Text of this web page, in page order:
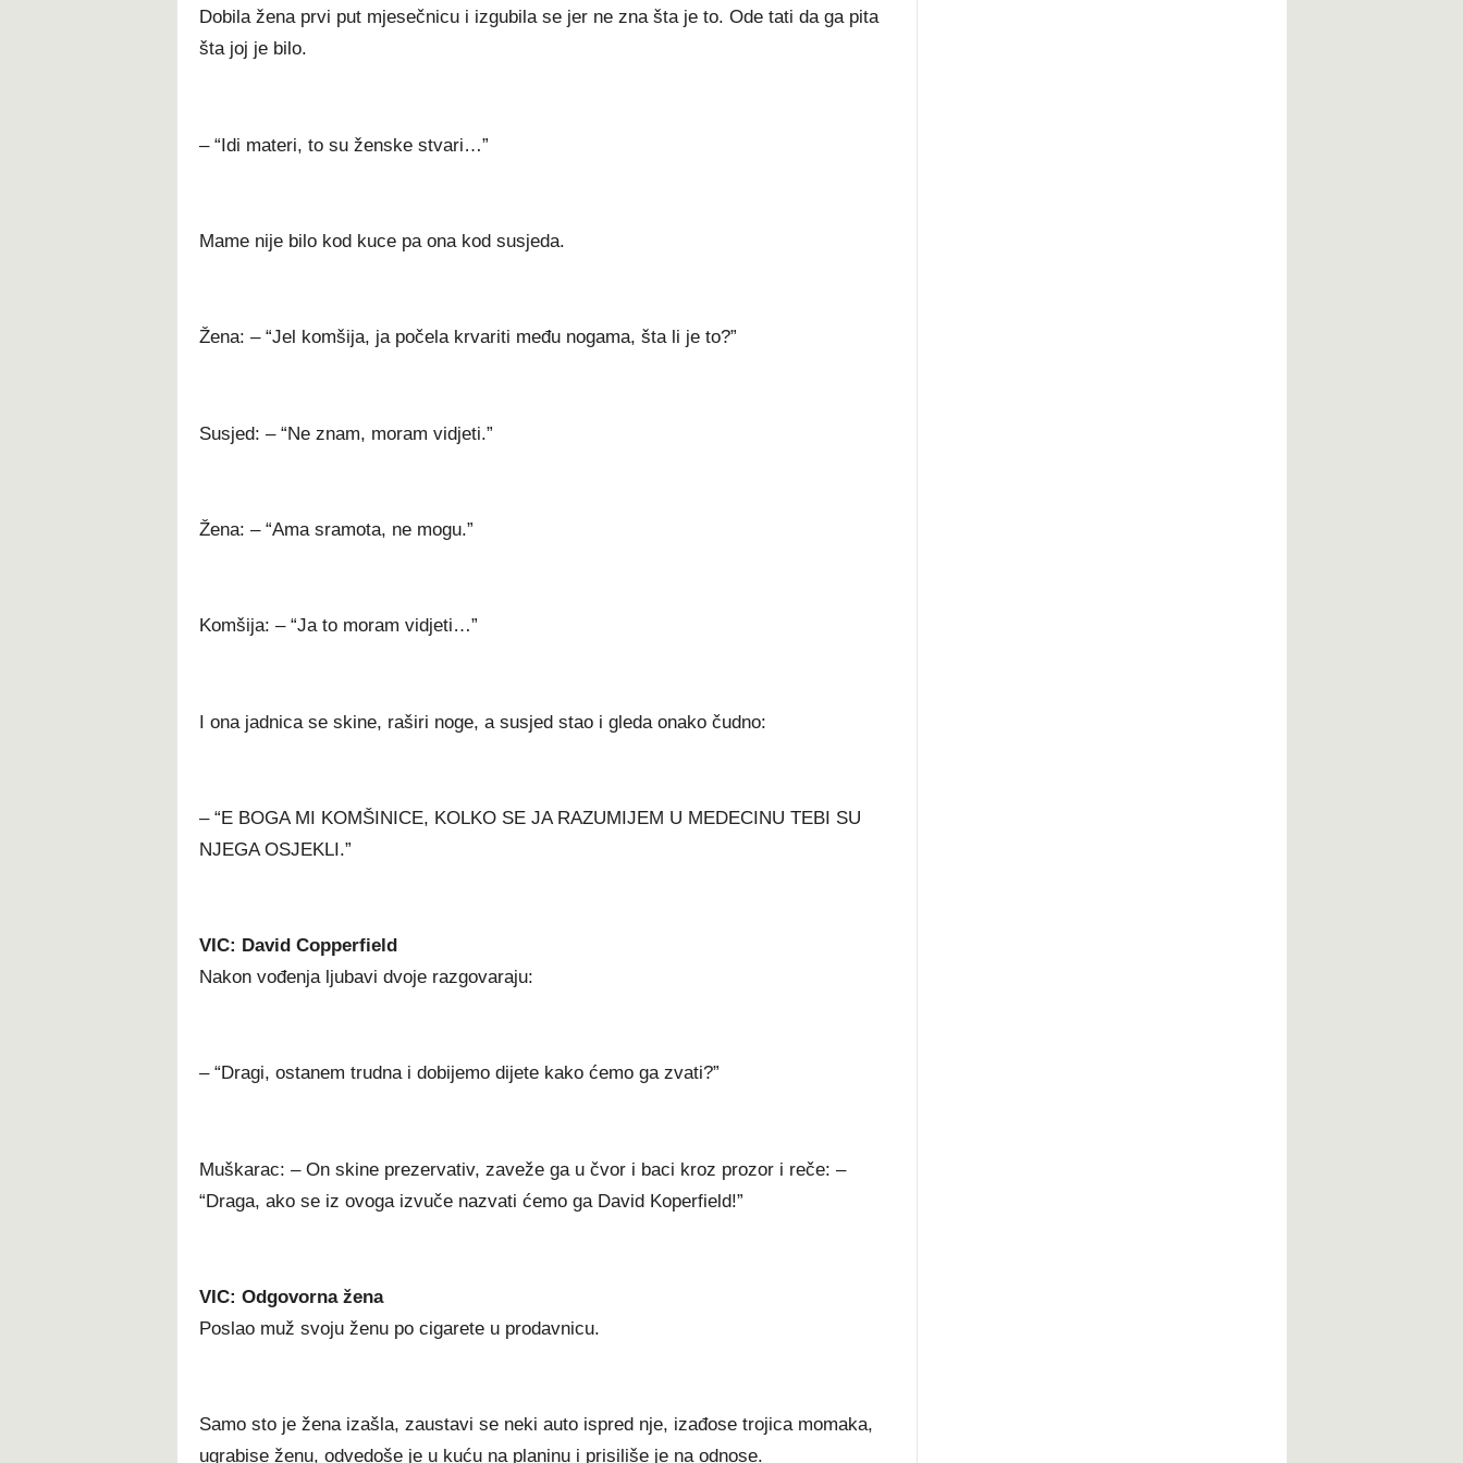
Dobila žena prvi put mjesečnicu i izgubila se jer ne zna šta je to. Ode tati da ga pita
šta joj je bilo.
– “Idi materi, to su ženske stvari…”
Mame nije bilo kod kuce pa ona kod susjeda.
Žena: – “Jel komšija, ja počela krvariti među nogama, šta li je to?”
Susjed: – “Ne znam, moram vidjeti.”
Žena: – “Ama sramota, ne mogu.”
Komšija: – “Ja to moram vidjeti…”
I ona jadnica se skine, raširi noge, a susjed stao i gleda onako čudno:
– “E BOGA MI KOMŠINICE, KOLKO SE JA RAZUMIJEM U MEDECINU TEBI SU
NJEGA OSJEKLI.”
VIC: David Copperfield
Nakon vođenja ljubavi dvoje razgovaraju:
– “Dragi, ostanem trudna i dobijemo dijete kako ćemo ga zvati?”
Muškarac: – On skine prezervativ, zaveže ga u čvor i baci kroz prozor i reče: –
“Draga, ako se iz ovoga izvuče nazvati ćemo ga David Koperfield!”
VIC: Odgovorna žena
Poslao muž svoju ženu po cigarete u prodavnicu.
Samo sto je žena izašla, zaustavi se neki auto ispred nje, izađose trojica momaka,
ugrabise ženu, odvedoše je u kuću na planinu i prisiliše je na odnose.